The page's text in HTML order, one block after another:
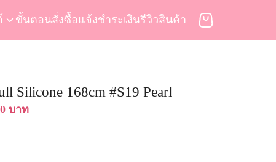
ขั้นตอนสั่งซื้อแจ้งชำระเงินรีวิวสินค้า
Silicone 168cm #S19 Pearl
บาทCurrent